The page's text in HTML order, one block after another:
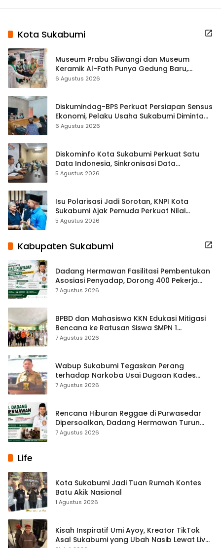
Kota Sukabumi
Museum Prabu Siliwangi dan Museum
Keramik Al-Fath Punya Gedung Baru,
Hampir 500 Koleksi Dipisahkan
6 Agustus 2026
Diskumindag-BPS Perkuat Persiapan Sensus
Ekonomi, Pelaku Usaha Sukabumi Diminta
Terbuka Beri Data
6 Agustus 2026
Diskominfo Kota Sukabumi Perkuat Satu
Data Indonesia, Sinkronisasi Data
Kewilayahan Dikebut
5 Agustus 2026
Isu Polarisasi Jadi Sorotan, KNPI Kota
Sukabumi Ajak Pemuda Perkuat Nilai
Kebangsaan
5 Agustus 2026
Kabupaten Sukabumi
Dadang Hermawan Fasilitasi Pembentukan
Asosiasi Penyadap, Dorong 400 Pekerja
Dapat Perlindungan BPJS
7 Agustus 2026
BPBD dan Mahasiswa KKN Edukasi Mitigasi
Bencana ke Ratusan Siswa SMPN 1
Simpenan
7 Agustus 2026
Wabup Sukabumi Tegaskan Perang
terhadap Narkoba Usai Dugaan Kades
Terlibat
7 Agustus 2026
Rencana Hiburan Reggae di Purwasedar
Dipersoalkan, Dadang Hermawan Turun
Memfasilitasi Musyawarah
7 Agustus 2026
Life
Kota Sukabumi Jadi Tuan Rumah Kontes
Batu Akik Nasional
1 Agustus 2026
Kisah Inspiratif Umi Ayoy, Kreator TikTok
Asal Sukabumi yang Ubah Nasib Lewat Live